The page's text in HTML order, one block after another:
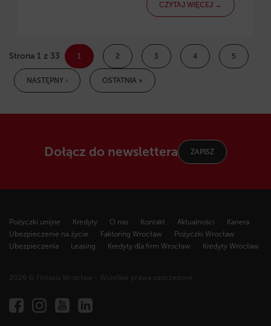
CZYTAJ WIĘCEJ →
Strona 1 z 33 1 2 3 4 5
NASTĘPNY › OSTATNIA »
Dołącz do newslettera ZAPISZ
Pożyczki unijne Kredyty O nas Kontakt Aktualności
Kariera
Ubezpieczenie na życie
Faktoring Wrocław
Pożyczki Wrocław
Ubezpieczenia
Leasing Kredyty dla firm Wrocław Kredyty Wrocław
2026 © Fintaxis Wrocław - Wszelkie prawa zastrzeżone